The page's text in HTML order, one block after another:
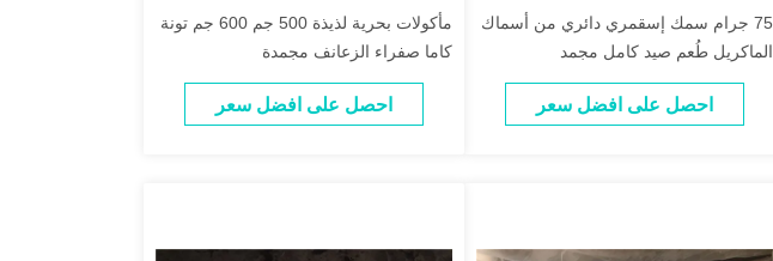
75 جرام سمك إسقمري دائري من أسماك
الماكريل طُعم صيد كامل مجمد
احصل على افضل سعر
مأكولات بحرية لذيذة 500 جم 600 جم تونة
كاما صفراء الزعانف مجمدة
احصل على افضل سعر